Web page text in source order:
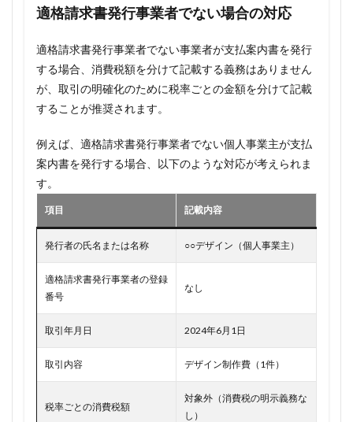
適格請求書発行事業者でない場合の対応
適格請求書発行事業者でない事業者が支払案内書を発行
する場合、消費税額を分けて記載する義務はありません
が、取引の明確化のために税率ごとの金額を分けて記載
することが推奨されます。
例えば、適格請求書発行事業者でない個人事業主が支払
案内書を発行する場合、以下のような対応が考えられま
す。
項目 記載内容
発行者の氏名または名称 ○○デザイン（個人事業主）
適格請求書発行事業者の登録
番号
なし
取引年月日 2024年6月1日
取引内容 デザイン制作費（1件）
税率ごとの消費税額
対象外（消費税の明示義務な
し）